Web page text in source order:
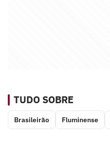
TUDO SOBRE
Brasileirão Fluminense